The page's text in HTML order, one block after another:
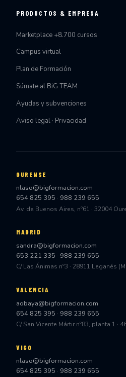
PRODUCTOS & EMPRESA
Marketplace +8.700 cursos
Campus virtual
Plan de Formación
Súmate al BiG TEAM
Ayudas y subvenciones
Aviso legal · Privacidad
OURENSE
nlaso@bigformacion.com
654 825 395 · 988 239 655
Av. de Buenos Aires, nº61 · 32004
MADRID
sandra@bigformacion.com
653 221 335 · 988 239 655
C/ Las Ánimas nº3 · 28911 Leganés
VALENCIA
aobaya@bigformacion.com
654 825 395 · 988 239 655
C/ San Vicente Mártir nº83, planta 1 ·
VIGO
nlaso@bigformacion.com
654 825 395 · 988 239 655